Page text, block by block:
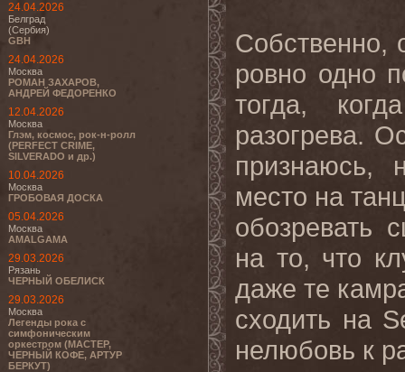
24.04.2026
Белград
(Сербия)
GBH
24.04.2026
Москва
РОМАН ЗАХАРОВ,
АНДРЕЙ ФЕДОРЕНКО
12.04.2026
Москва
Глэм, космос, рок-н-ролл
(PERFECT CRIME,
SILVERADO и др.)
10.04.2026
Москва
ГРОБОВАЯ ДОСКА
05.04.2026
Москва
AMALGAMA
29.03.2026
Рязань
ЧЕРНЫЙ ОБЕЛИСК
29.03.2026
Москва
Легенды рока с
симфоническим
оркестром (МАСТЕР,
ЧЕРНЫЙ КОФЕ, АРТУР
БЕРКУТ)
Собственно,
ровно одно
тогда,
разогрева.
признаюсь,
место на
обозревать
на то, что
даже те
сходить на
нелюбовь к